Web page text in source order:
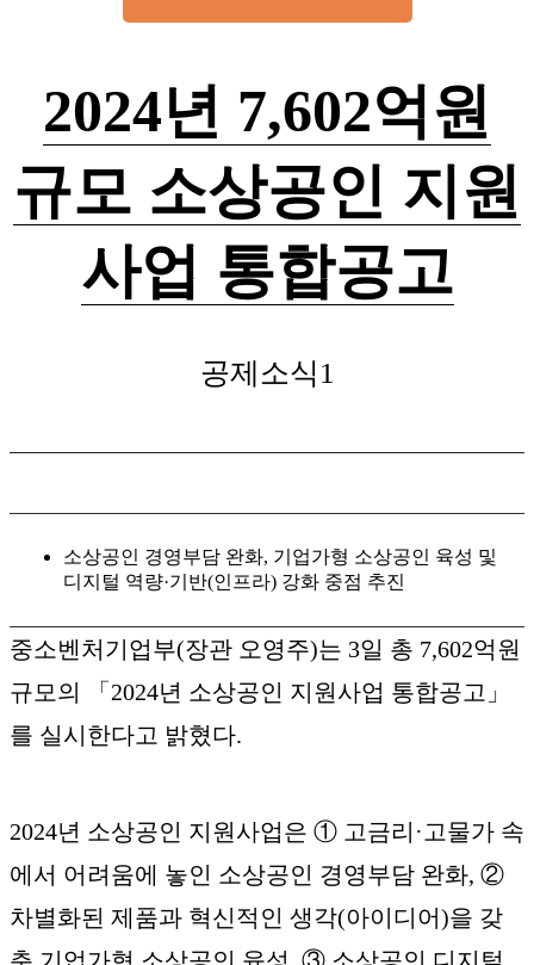
2024년 7,602억원
규모 소상공인 지원
사업 통합공고
공제소식1
소상공인 경영부담 완화, 기업가형 소상공인 육성 및
디지털 역량·기반(인프라) 강화 중점 추진
중소벤처기업부(장관 오영주)는 3일 총 7,602억원
규모의 「2024년 소상공인 지원사업 통합공고」
를 실시한다고 밝혔다.
2024년 소상공인 지원사업은 ① 고금리·고물가 속
에서 어려움에 놓인 소상공인 경영부담 완화, ②
차별화된 제품과 혁신적인 생각(아이디어)을 갖